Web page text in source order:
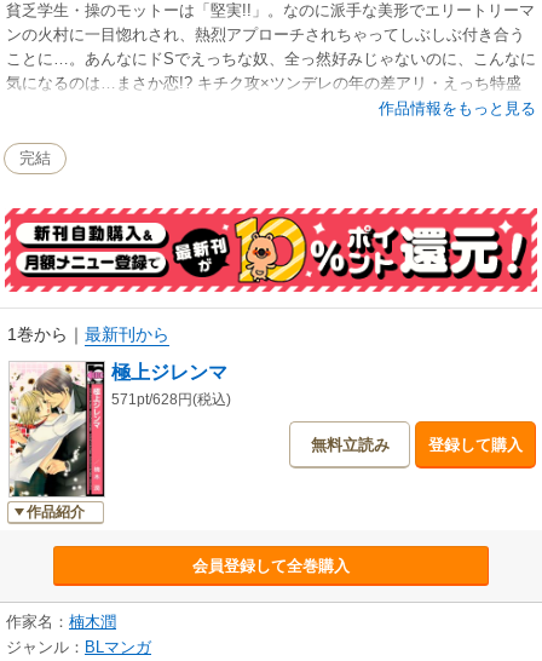
貧乏学生・操のモットーは「堅実!!」。なのに派手な美形でエリートリーマ
ンの火村に一目惚れされ、熱烈アプローチされちゃってしぶしぶ付き合う
ことに…。あんなにドSでえっちな奴、全っ然好みじゃないのに、こんなに
気になるのは…まさか恋!? キチク攻×ツンデレの年の差アリ・えっち特盛
ラブコメ！ 単行本かきおろしのあまあま同棲生活も収録！作品情報をもっと見る
完結
1巻から ｜ 最新刊から
作品紹介
極上ジレンマ
571pt/628円(税込)
無料立読み 登録して購入
会員登録して全巻購入
作家名： 楠木潤
ジャンル： BLマンガ